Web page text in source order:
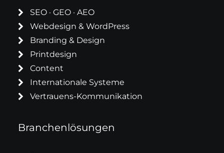
SEO · GEO · AEO
Webdesign & WordPress
Branding & Design
Printdesign
Content
Internationale Systeme
Vertrauens-Kommunikation
Branchenlösungen